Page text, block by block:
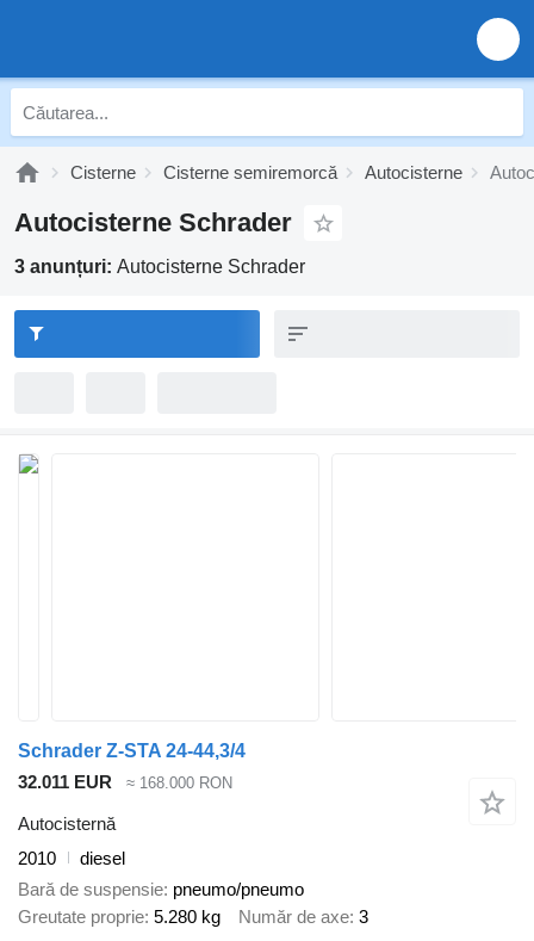
Cisterne Cisterne semiremorcă Autocisterne
Autocisterne Schrader
3 anunțuri: Autocisterne Schrader
Schrader Z-STA 24-44,3/4
32.011 EUR
≈ 168.000 RON
Autocisternă
2010
diesel
Bară de suspensie pneumo/pneumo
Greutate proprie 5.280 kg Număr de axe 3